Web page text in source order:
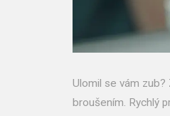
Ulomil se vám zub?
broušením. Rychlý